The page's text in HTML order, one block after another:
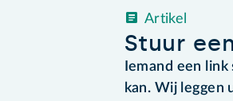
Stuur
Artikel
Iemand een
kan. Wij leggen